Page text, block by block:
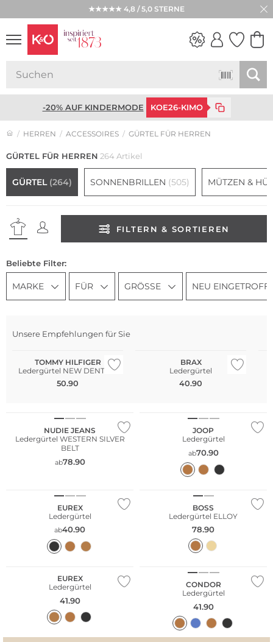
★★★★★ 4,8 / 5,0 STERNE
-20% AUF KINDERMODE KOE26-KIMO
HERREN ACCESSOIRES GÜRTEL FÜR HERREN
GÜRTEL FÜR HERREN 264 Artikel
GÜRTEL (264) SONNENBRILLEN (505) MÜTZEN &
FILTERN & SORTIEREN
Beliebte Filter:
MARKE FÜR GRÖSSE NEU
Unsere Empfehlungen für Sie
TOMMY HILFIGER
Ledergürtel NEW DENTON
50.90
BRAX
Ledergürtel
40.90
NUDIE JEANS
Ledergürtel WESTERN SILVER
BELT
ab78.90
JOOP
Ledergürtel
ab70.90
EUREX
Ledergürtel
ab40.90
BOSS
Ledergürtel ELLOY
78.90
EUREX
Ledergürtel
41.90
CONDOR
Ledergürtel
41.90